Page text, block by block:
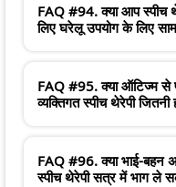
FAQ #94. क्या आप स्पीच
लिए घरेलू उपयोग के लिए
FAQ #95. क्या ऑटिज्म से
व्यक्तिगत स्पीच थेरेपी जितनी
FAQ #96. क्या भाई-बहन
स्पीच थेरेपी सत्र में भाग ले